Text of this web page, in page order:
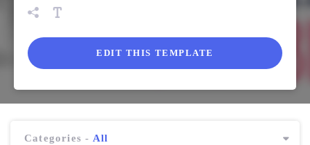
EDIT THIS TEMPLATE
Categories - All